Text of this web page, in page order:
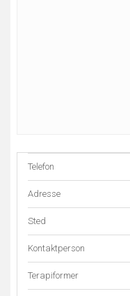
Telefon
Adresse
Sted
Kontaktperson
Terapiformer